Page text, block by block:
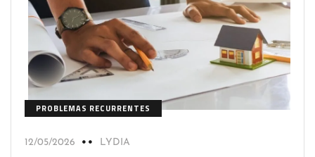
PROBLEMAS RECURRENTES
12/05/2026 LYDIA